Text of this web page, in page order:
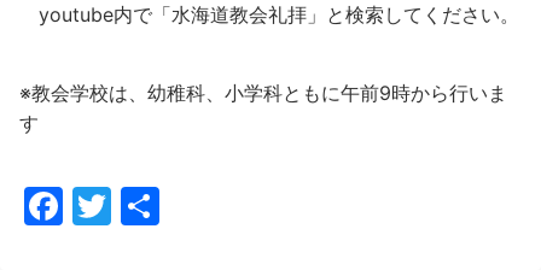
youtube内で「水海道教会礼拝」と検索してください。
※教会学校は、幼稚科、小学科ともに午前9時から行いま
す
F
T